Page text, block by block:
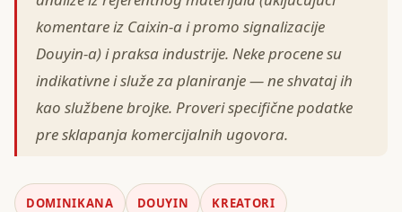
komentare iz Caixin-a i promo signalizacije
Douyin-a) i praksa industrije. Neke procene su
indikativne i služe za planiranje — ne shvataj ih
kao službene brojke. Proveri specifične podatke
pre sklapanja komercijalnih ugovora.
DOMINIKANA DOUYIN KREATORI